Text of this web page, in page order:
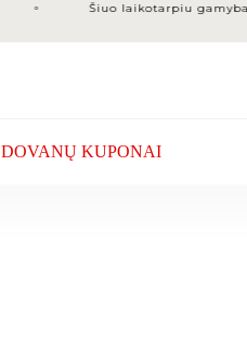
Šiuo laikotarpiu gamyba
DOVANŲ KUPONAI